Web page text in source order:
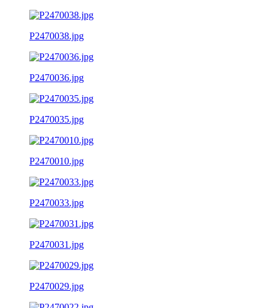
P2470038.jpg
P2470036.jpg
P2470035.jpg
P2470010.jpg
P2470033.jpg
P2470031.jpg
P2470029.jpg